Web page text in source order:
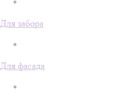
Для забора
Для фасада